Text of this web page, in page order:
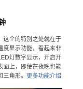
这个的特别之处就在于
度显示功能，看起来非
灯数字显示，开启开
面上，即使在夜晚也能
角形。
更多功能介绍